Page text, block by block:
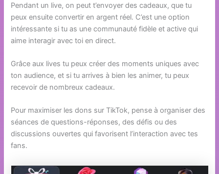
Pendant un live, on peut t’envoyer des cadeaux, que tu
peux ensuite convertir en argent réel. C’est une option
intéressante si tu as une communauté fidèle et active qui
aime interagir avec toi en direct.
Grâce aux lives tu peux créer des moments uniques avec
ton audience, et si tu arrives à bien les animer, tu peux
recevoir de nombreux cadeaux.
Pour maximiser les dons sur TikTok, pense à organiser des
séances de questions-réponses, des défis ou des
discussions ouvertes qui favorisent l’interaction avec tes
fans.